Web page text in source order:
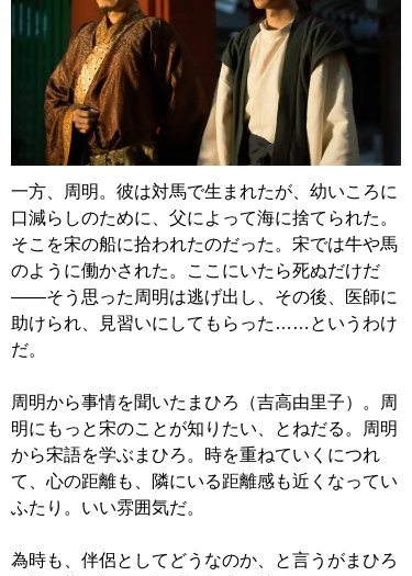
一方、周明。彼は対馬で生まれたが、幼いころに
口減らしのために、父によって海に捨てられた。
そこを宋の船に拾われたのだった。宋では牛や馬
のように働かされた。ここにいたら死ぬだけだ
――そう思った周明は逃げ出し、その後、医師に
助けられ、見習いにしてもらった……というわけ
だ。
周明から事情を聞いたまひろ（吉高由里子）。周
明にもっと宋のことが知りたい、とねだる。周明
から宋語を学ぶまひろ。時を重ねていくにつれ
て、心の距離も、隣にいる距離感も近くなってい
ふたり。いい雰囲気だ。
為時も、伴侶としてどうなのか、と言うがまひろ